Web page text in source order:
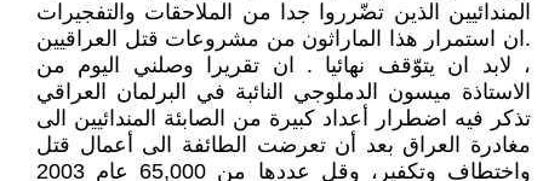
المندائيين الذين تضّرروا جدا من الملاحقات والتفجيرات
.ان استمرار هذا الماراثون من مشروعات قتل العراقيين
، لابد ان يتوّقف نهائيا . ان تقريرا وصلني اليوم من
الاستاذة ميسون الدملوجي النائبة في البرلمان العراقي
تذكر فيه اضطرار أعداد كبيرة من الصابئة المندائيين الى
مغادرة العراق بعد أن تعرضت الطائفة الى أعمال قتل
واختطاف وتكفير، وقل عددها من 65,000 عام 2003